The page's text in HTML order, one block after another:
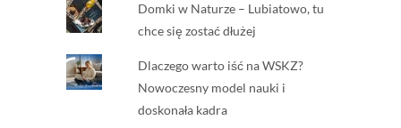
Domki w Naturze – Lubiatowo, tu
chce się zostać dłużej
Dlaczego warto iść na WSKZ?
Nowoczesny model nauki i
doskonała kadra